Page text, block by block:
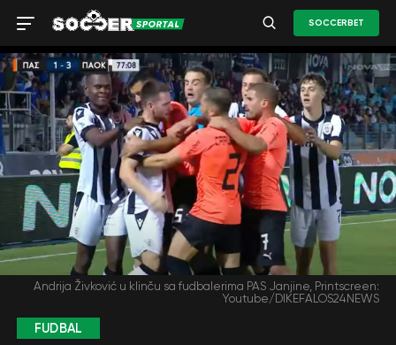
SOCCERBET
Andrija Živković u klinču sa fudbalerima PAS Janjine, Printscreen:
Youtube/DIKEFALOS24NEWS
FUDBAL